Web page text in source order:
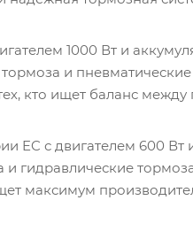
1000 Вт и
и
кто ищет баланс между
EC с двигателем 600
гидравлические
максимум